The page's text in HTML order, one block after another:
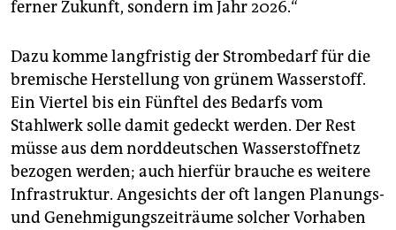
ferner Zukunft, sondern im Jahr 2026.“
Dazu komme langfristig der Strombedarf für die
bremische Herstellung von grünem Wasserstoff.
Ein Viertel bis ein Fünftel des Bedarfs vom
Stahlwerk solle damit gedeckt werden. Der Rest
müsse aus dem norddeutschen Wasserstoffnetz
bezogen werden; auch hierfür brauche es weitere
Infrastruktur. Angesichts der oft langen Planungs-
und Genehmigungszeiträume solcher Vorhaben